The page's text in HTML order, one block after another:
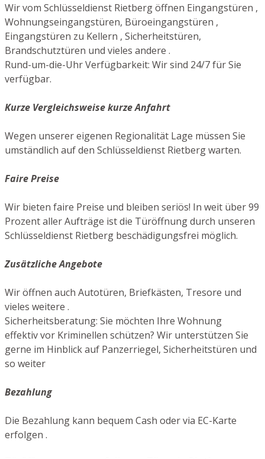
Wir vom Schlüsseldienst Rietberg öffnen Eingangstüren ,
Wohnungseingangstüren, Büroeingangstüren ,
Eingangstüren zu Kellern , Sicherheitstüren,
Brandschutztüren und vieles andere .
Rund-um-die-Uhr Verfügbarkeit: Wir sind 24/7 für Sie
verfügbar.
Kurze Vergleichsweise kurze Anfahrt
Wegen unserer eigenen Regionalität Lage müssen Sie
umständlich auf den Schlüsseldienst Rietberg warten.
Faire Preise
Wir bieten faire Preise und bleiben seriös! In weit über 99
Prozent aller Aufträge ist die Türöffnung durch unseren
Schlüsseldienst Rietberg beschädigungsfrei möglich.
Zusätzliche Angebote
Wir öffnen auch Autotüren, Briefkästen, Tresore und
vieles weitere .
Sicherheitsberatung: Sie möchten Ihre Wohnung
effektiv vor Kriminellen schützen? Wir unterstützen Sie
gerne im Hinblick auf Panzerriegel, Sicherheitstüren und
so weiter
Bezahlung
Die Bezahlung kann bequem Cash oder via EC-Karte
erfolgen .